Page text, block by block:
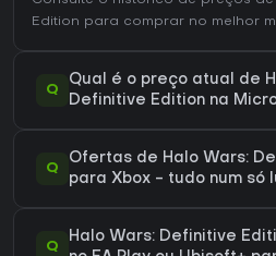
deliberado e o foco em decisões
Edition para comprar no melhor
Q
Qual é o preço atual de
Definitive Edition na
Q
Ofertas de Halo Wars:
para Xbox - tudo num só
Q
Halo Wars: Definitive